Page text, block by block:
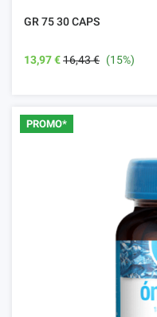
GR 75 30 CAPS
13,97 €16,43 € (15%)
PROMO*